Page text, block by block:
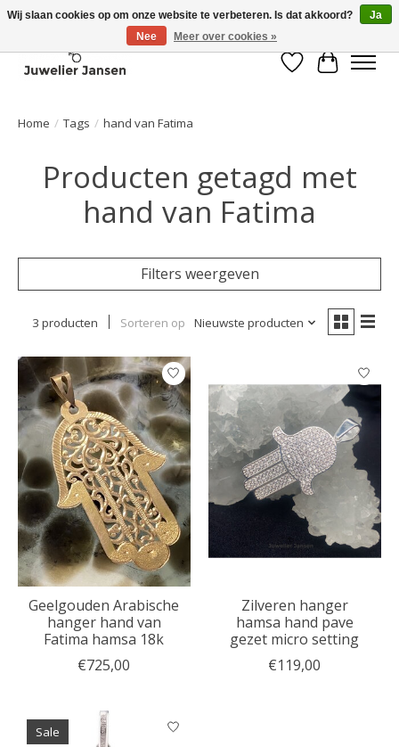
Verlanglijst
Home / Tags / hand van Fatima
Producten getagd met
hand van Fatima
Filters weergeven
3 producten Sorteren op Nieuwste producten
Geelgouden Arabische
hanger hand van
Fatima hamsa 18k
€725,00
Zilveren hanger
hamsa hand pave
gezet micro setting
€119,00
Sale
Wij slaan cookies op om onze website te verbeteren. Is dat akkoord?
Ja
Nee
Meer over cookies »